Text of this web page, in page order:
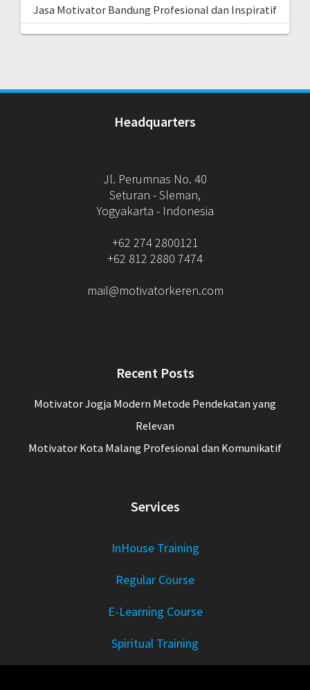
Jasa Motivator Bandung Profesional dan Inspiratif
Headquarters
Jl. Perumnas No. 40
Seturan - Sleman,
Yogyakarta - Indonesia
+62 274 2800121
+62 812 2880 7474
mail@motivatorkeren.com
Recent Posts
Motivator Jogja Modern Metode Pendekatan yang
Relevan
Motivator Kota Malang Profesional dan Komunikatif
Services
InHouse Training
Regular Course
E-Learning Course
Spiritual Training